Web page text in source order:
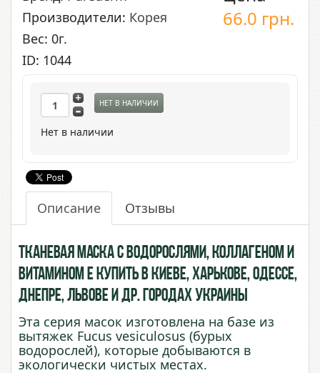
Производители: Корея
Вес: 0г.
ID: 1044
66.0 грн.
НЕТ В НАЛИЧИИ
Нет в наличии
Описание Отзывы
Тканевая маска с Водорослями, Коллагеном и
Витамином Е купить в Киеве, Харькове, Одессе,
Днепре, Львове и др. городах Украины
Эта серия масок изготовлена на базе из
вытяжек Fucus vesiculosus (бурых
водорослей), которые добываются в
экологически чистых местах.